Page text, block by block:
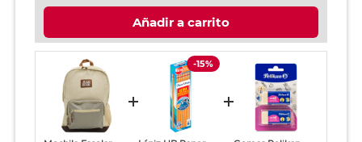
Añadir a carrito
-15%